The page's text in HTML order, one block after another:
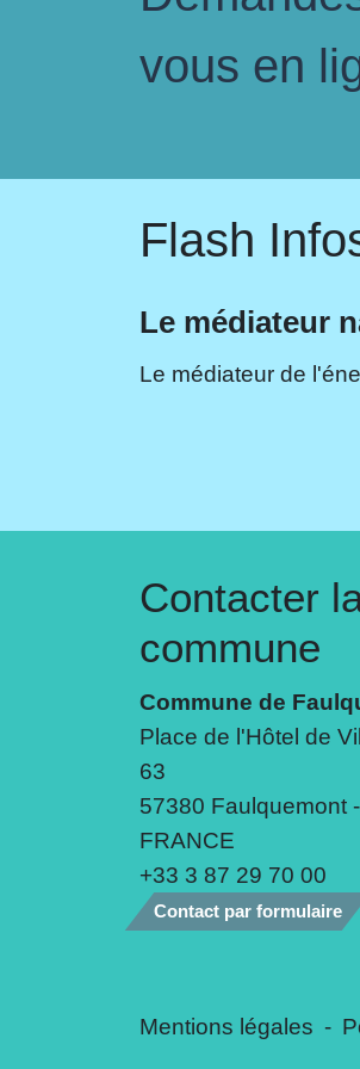
vous en
Flash
Le médiateur
Le médiateur de
Contacter
commune
Commune de
Place de l'Hôtel de
63
57380 Faulquemont -
FRANCE
+33 3 87 29 70 00
Contact par formulaire
Mentions légales -